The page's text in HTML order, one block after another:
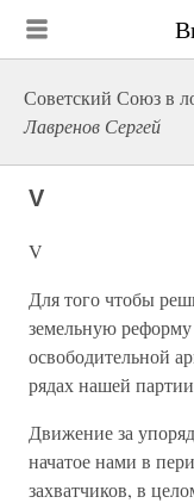
Советский Союз в
Лавренов Сергей
V
V
Для того чтобы
земельную
освободительной
рядах нашей
Движение за
начатое нами в
захватчиков, в